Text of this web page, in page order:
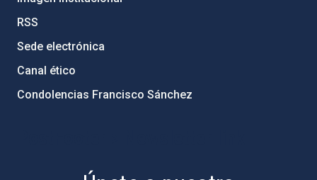
RSS
Sede electrónica
Canal ético
Condolencias Francisco Sánchez